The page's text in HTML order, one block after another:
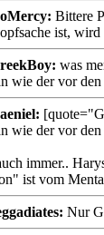
Bittere
ist, wird
was
wie der vor
wie der vor
immer..
ist vom
Nur